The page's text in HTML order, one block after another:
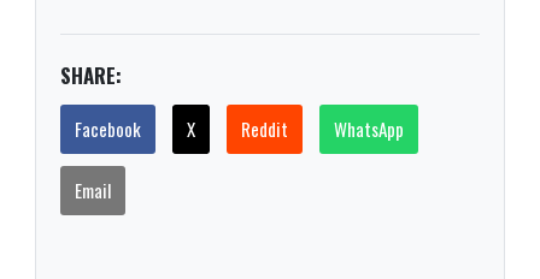
SHARE:
Facebook X Reddit WhatsApp
Email